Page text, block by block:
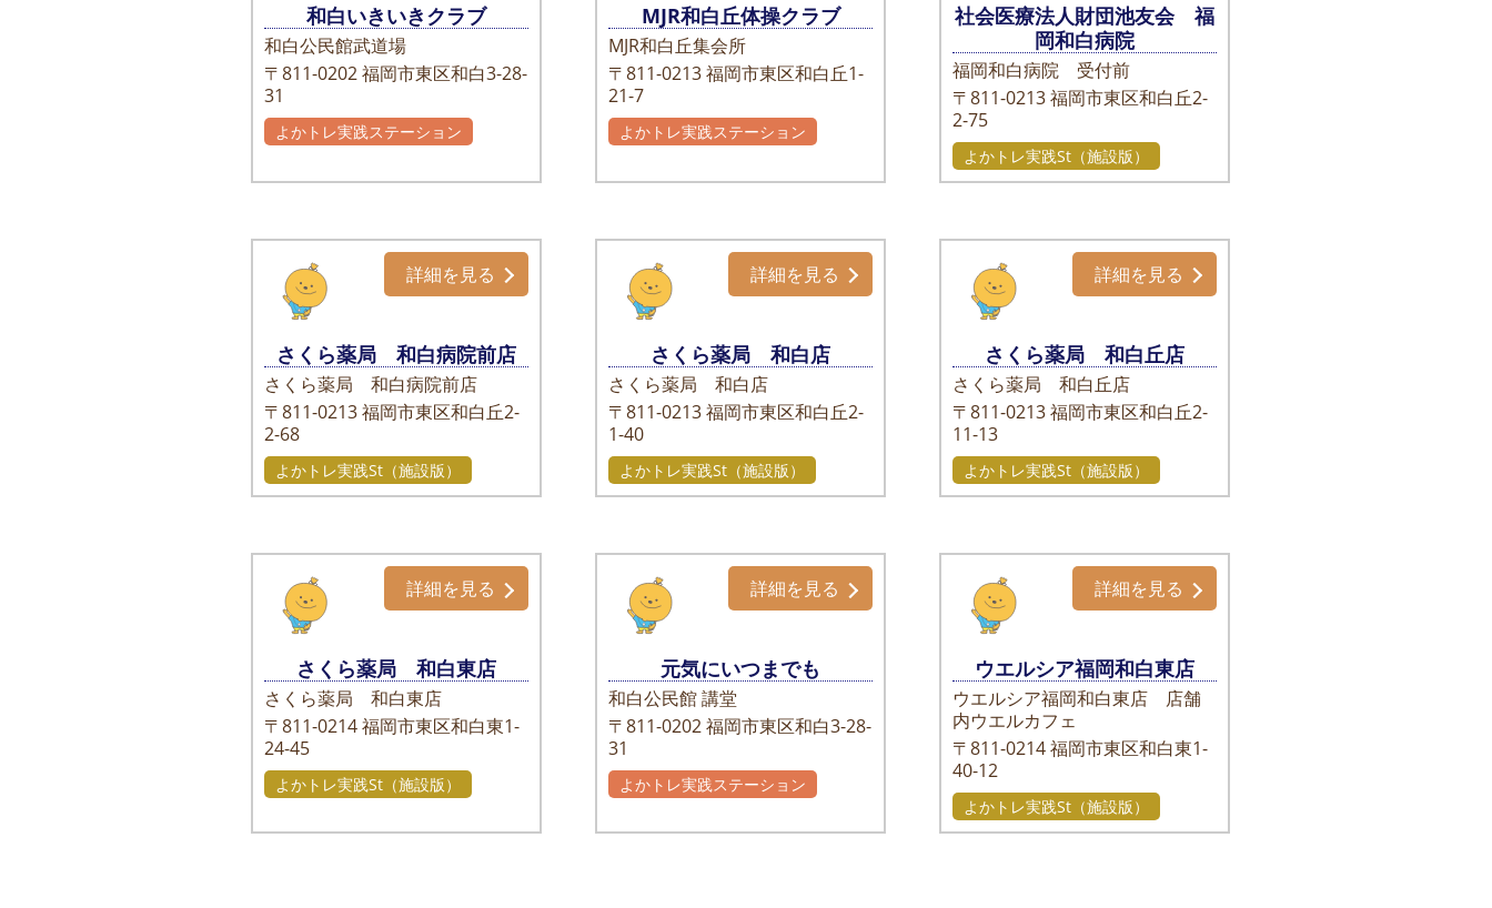
和白いきいきクラブ
和白公民館武道場
〒811-0202福岡市東区和白3-28-
31
よかトレ実践ステーション
MJR和白丘体操クラブ
MJR和白丘集会所
〒811-0213福岡市東区和白丘1-
21-7
よかトレ実践ステーション
社会医療法人財団池友会 福
岡和白病院
福岡和白病院 受付前
〒811-0213 福岡市東区和白丘2-
2-75
よかトレ実践St（施設版）
さくら薬局 和白病院前店
さくら薬局 和白病院前店
〒811-0213福岡市東区和白丘2-
2-68
詳細を見る
よかトレ実践St（施設版）
さくら薬局 和白店
さくら薬局 和白店
〒811-0213福岡市東区和白丘2-
1-40
詳細を見る
よかトレ実践St（施設版）
さくら薬局 和白丘店
さくら薬局 和白丘店
〒811-0213 福岡市東区和白丘2-
11-13
詳細を見る
よかトレ実践St（施設版）
さくら薬局 和白東店
さくら薬局 和白東店
〒811-0214福岡市東区和白東1-
24-45
詳細を見る
よかトレ実践St（施設版）
元気にいつまでも
和白公民館 講堂
〒811-0202福岡市東区和白3-28-
31
詳細を見る
よかトレ実践ステーション
ウエルシア福岡和白東店
ウエルシア福岡和白東店 店舗
内ウエルカフェ
〒811-0214 福岡市東区和白東1-
40-12
詳細を見る
よかトレ実践St（施設版）